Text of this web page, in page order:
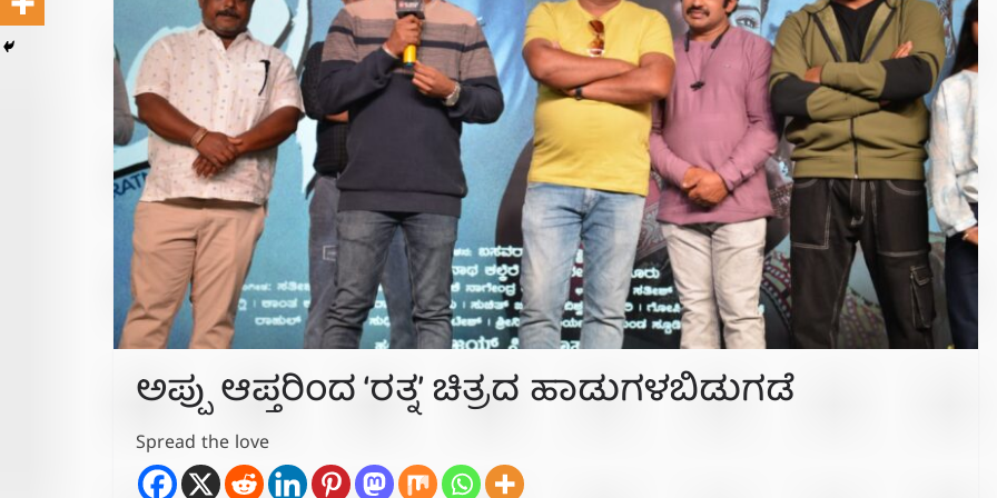
ಅಪ್ಪು ಆಪ್ತರಿಂದ ‘ರತ್ನ’ ಚಿತ್ರದ ಹಾಡುಗಳಬಿಡುಗಡೆ
Spread the love